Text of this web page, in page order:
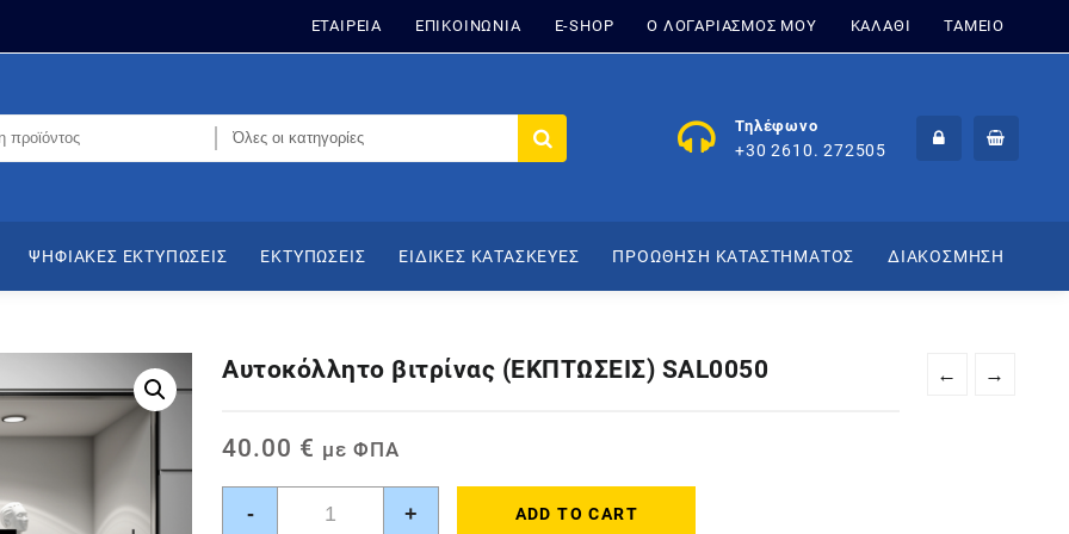
ΕΤΑΙΡΕΙΑ ΕΠΙΚΟΙΝΩΝΙΑ E-SHOP Ο ΛΟΓΑΡΙΑΣΜΟΣ ΜΟΥ ΚΑΛΑΘΙ ΤΑΜΕΙΟ
Τηλέφωνο
+30 2610. 272505
ΨΗΦΙΑΚΕΣ ΕΚΤΥΠΩΣΕΙΣ ΕΚΤΥΠΩΣΕΙΣ ΕΙΔΙΚΕΣ ΚΑΤΑΣΚΕΥΕΣ ΠΡΟΩΘΗΣΗ ΚΑΤΑΣΤΗΜΑΤΟΣ ΔΙΑΚΟΣΜΗΣΗ
← →
Αυτοκόλλητο βιτρίνας (ΕΚΠΤΩΣΕΙΣ) SAL0050
40.00 € με ΦΠΑ
-
βιτρίνας
+ ADD TO CART